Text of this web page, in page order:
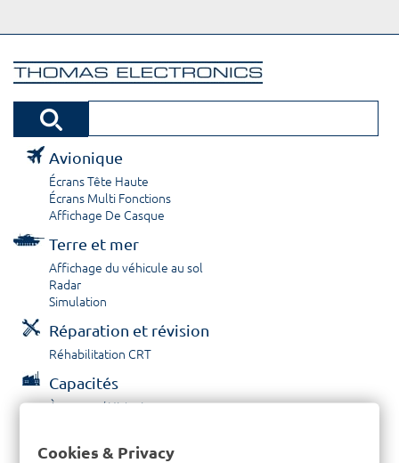
Avionique
Écrans Tête Haute
Écrans Multi Fonctions
Affichage De Casque
Terre et mer
Affichage du véhicule au sol
Radar
Simulation
Réparation et révision
Réhabilitation CRT
Capacités
À propos / Historique
Cookies & Privacy